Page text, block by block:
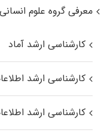
معرفی گروه علوم
کارشناسی ارشد آماد
کارشناسی ارشد
کارشناسی ارشد